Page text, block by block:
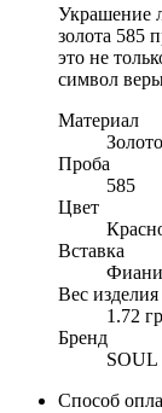
Украшение
золота 585
это не
символ
Материал
Золото
Проба
585
Цвет
Вставка
Вес изделия
1.72
Бренд
SOUL
Способ